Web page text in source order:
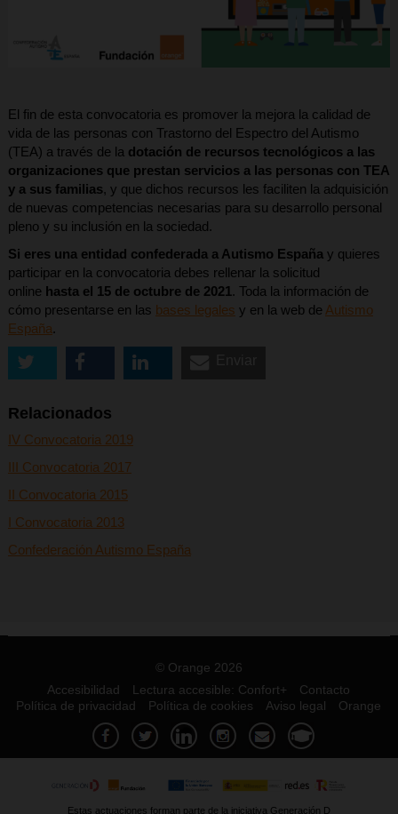
El fin de esta convocatoria es promover la mejora la calidad de
vida de las personas con Trastorno del Espectro del Autismo
(TEA) a través de la dotación de recursos tecnológicos a las
organizaciones que prestan servicios a las personas con TEA
y a sus familias, y que dichos recursos les faciliten la adquisición
de nuevas competencias necesarias para su desarrollo personal
pleno y su inclusión en la sociedad.
Si eres una entidad confederada a Autismo Españay quieres
participar en la convocatoria debes rellenar la solicitud
online hasta el 15 de octubre de 2021 . Toda la información de
cómo presentarse en las bases legales y en la web de Autismo
España.
Relacionados
IV Convocatoria 2019
III Convocatoria 2017
II Convocatoria 2015
I Convocatoria 2013
Confederación Autismo España
© Orange 2026
Accesibilidad
Lectura accesible: Confort+
Contacto
Política de privacidad
Política de cookies Aviso legal Orange
Estas actuaciones forman parte de la iniciativa Generación D